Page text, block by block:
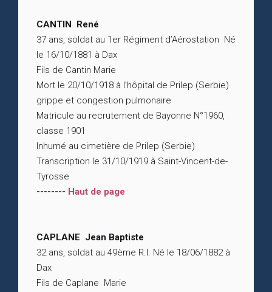
CANTIN René
37 ans, soldat au 1er Régiment d’Aérostation Né
le 16/10/1881 à Dax
Fils de Cantin Marie
Mort le 20/10/1918 à l’hôpital de Prilep (Serbie)
grippe et congestion pulmonaire
Matricule au recrutement de Bayonne N°1960,
classe 1901
Inhumé au cimetière de Prilep (Serbie)
Transcription le 31/10/1919 à Saint-Vincent-de-
Tyrosse
-------- Haut de page
CAPLANE Jean Baptiste
32 ans, soldat au 49ème R.I. Né le 18/06/1882 à
Dax
Fils de Caplane Marie